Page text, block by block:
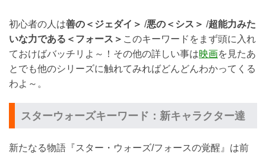
初心者の人は善の＜ジェダイ＞ /悪の＜シス＞ /超能力みた
いな力である＜フォース＞ このキーワードをまず頭に入れ
ておけばバッチリよ～！その他の詳しい事は映画を見たあ
とでも他のシリーズに触れてみればどんどんわかってくる
わよ～。
スターウォーズキーワード：新キャラクター達
新たなる物語『スター・ウォーズ/フォースの覚醒』は前